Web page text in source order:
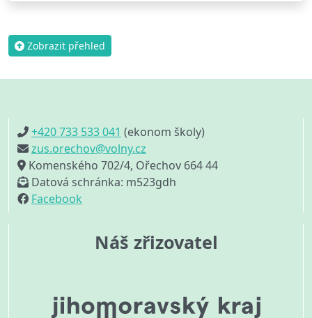
Zobrazit přehled
+420 733 533 041 (ekonom školy)
zus.orechov@volny.cz
Komenského 702/4, Ořechov 664 44
Datová schránka: m523gdh
Facebook
Náš zřizovatel